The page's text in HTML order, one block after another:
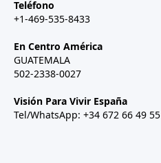
Teléfono
+1-469-535-8433
En Centro América
GUATEMALA
502-2338-0027
Visión Para Vivir España
Tel/WhatsApp: +34 672 66 49 55